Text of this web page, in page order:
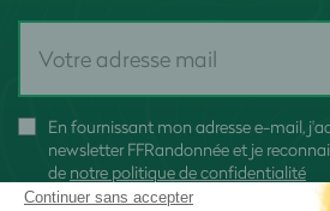
En fournissant mon adresse e-mail,
newsletter FFRandonnée et je
de notre politique de confidentialité
Continuer sans accepter